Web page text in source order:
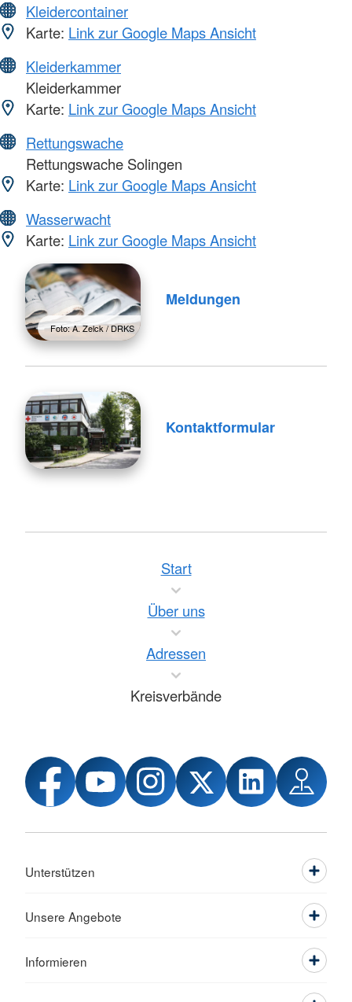
Kleidercontainer
Karte: Link zur Google Maps Ansicht
Kleiderkammer
Kleiderkammer
Karte: Link zur Google Maps Ansicht
Rettungswache
Rettungswache Solingen
Karte: Link zur Google Maps Ansicht
Wasserwacht
Karte: Link zur Google Maps Ansicht
Foto: A. Zelck / DRKS
Meldungen
Kontaktformular
Start
Über uns
Adressen
Kreisverbände
Unterstützen
Unsere Angebote
Informieren